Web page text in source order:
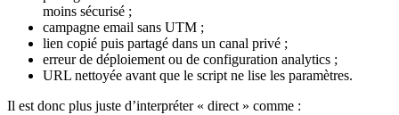
moins sécurisé ;
campagne email sans UTM ;
lien copié puis partagé dans un canal privé ;
erreur de déploiement ou de configuration analytics ;
URL nettoyée avant que le script ne lise les paramètres.
Il est donc plus juste d’interpréter « direct » comme :